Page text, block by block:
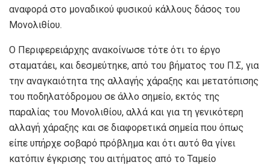
αναφορά στο μοναδικού φυσικού κάλλους δάσος του
Μονολιθίου.
Ο Περιφερειάρχης ανακοίνωσε τότε ότι το έργο
σταματάει, και δεσμεύτηκε, από του βήματος του Π.Σ, για
την αναγκαιότητα της αλλαγής χάραξης και μετατόπισης
του ποδηλατόδρομου σε άλλο σημείο, εκτός της
παραλίας του Μονολιθίου, αλλά και για τη γενικότερη
αλλαγή χάραξης και σε διαφορετικά σημεία που όπως
είπε υπήρχε σοβαρό πρόβλημα και ότι αυτό θα γίνει
κατόπιν έγκρισης του αιτήματος από το Ταμείο